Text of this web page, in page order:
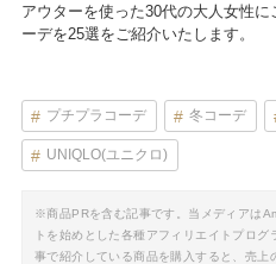
アウターを使った30代の大人女性
ーデを25選をご紹介いたします。
プチプラコーデ 冬コーデ
UNIQLO(ユニクロ)
※商品PRを含む記事です。当メディアは
トを始めとした各種アフィリエイトプロ
事で紹介している商品を購入すると、売上